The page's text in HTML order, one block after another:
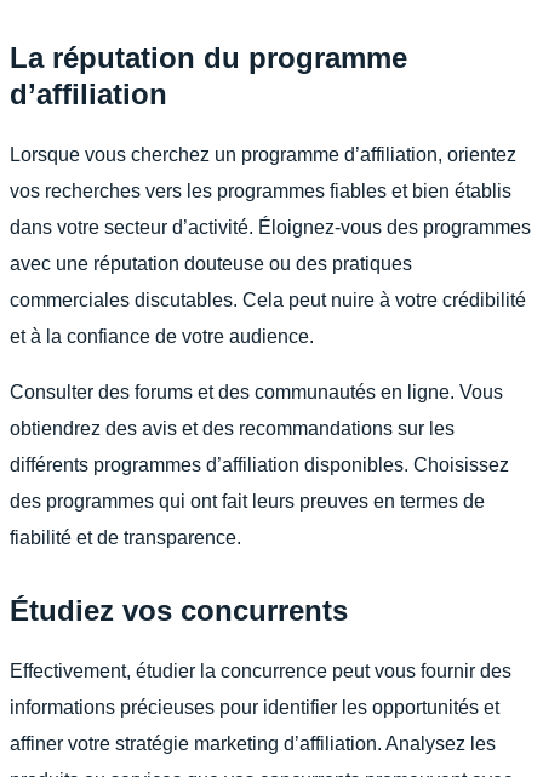
La réputation du programme
d’affiliation
Lorsque vous cherchez un programme d’affiliation, orientez
vos recherches vers les programmes fiables et bien établis
dans votre secteur d’activité. Éloignez-vous des programmes
avec une réputation douteuse ou des pratiques
commerciales discutables. Cela peut nuire à votre crédibilité
et à la confiance de votre audience.
Consulter des forums et des communautés en ligne. Vous
obtiendrez des avis et des recommandations sur les
différents programmes d’affiliation disponibles. Choisissez
des programmes qui ont fait leurs preuves en termes de
fiabilité et de transparence.
Étudiez vos concurrents
Effectivement, étudier la concurrence peut vous fournir des
informations précieuses pour identifier les opportunités et
affiner votre stratégie marketing d’affiliation. Analysez les